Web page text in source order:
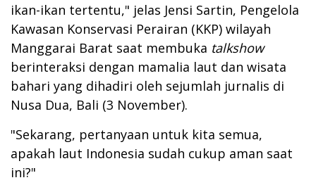
ikan-ikan tertentu," jelas Jensi Sartin, Pengelola
Kawasan Konservasi Perairan (KKP) wilayah
Manggarai Barat saat membuka talkshow
berinteraksi dengan mamalia laut dan wisata
bahari yang dihadiri oleh sejumlah jurnalis di
Nusa Dua, Bali (3 November).
"Sekarang, pertanyaan untuk kita semua,
apakah laut Indonesia sudah cukup aman saat
ini?"